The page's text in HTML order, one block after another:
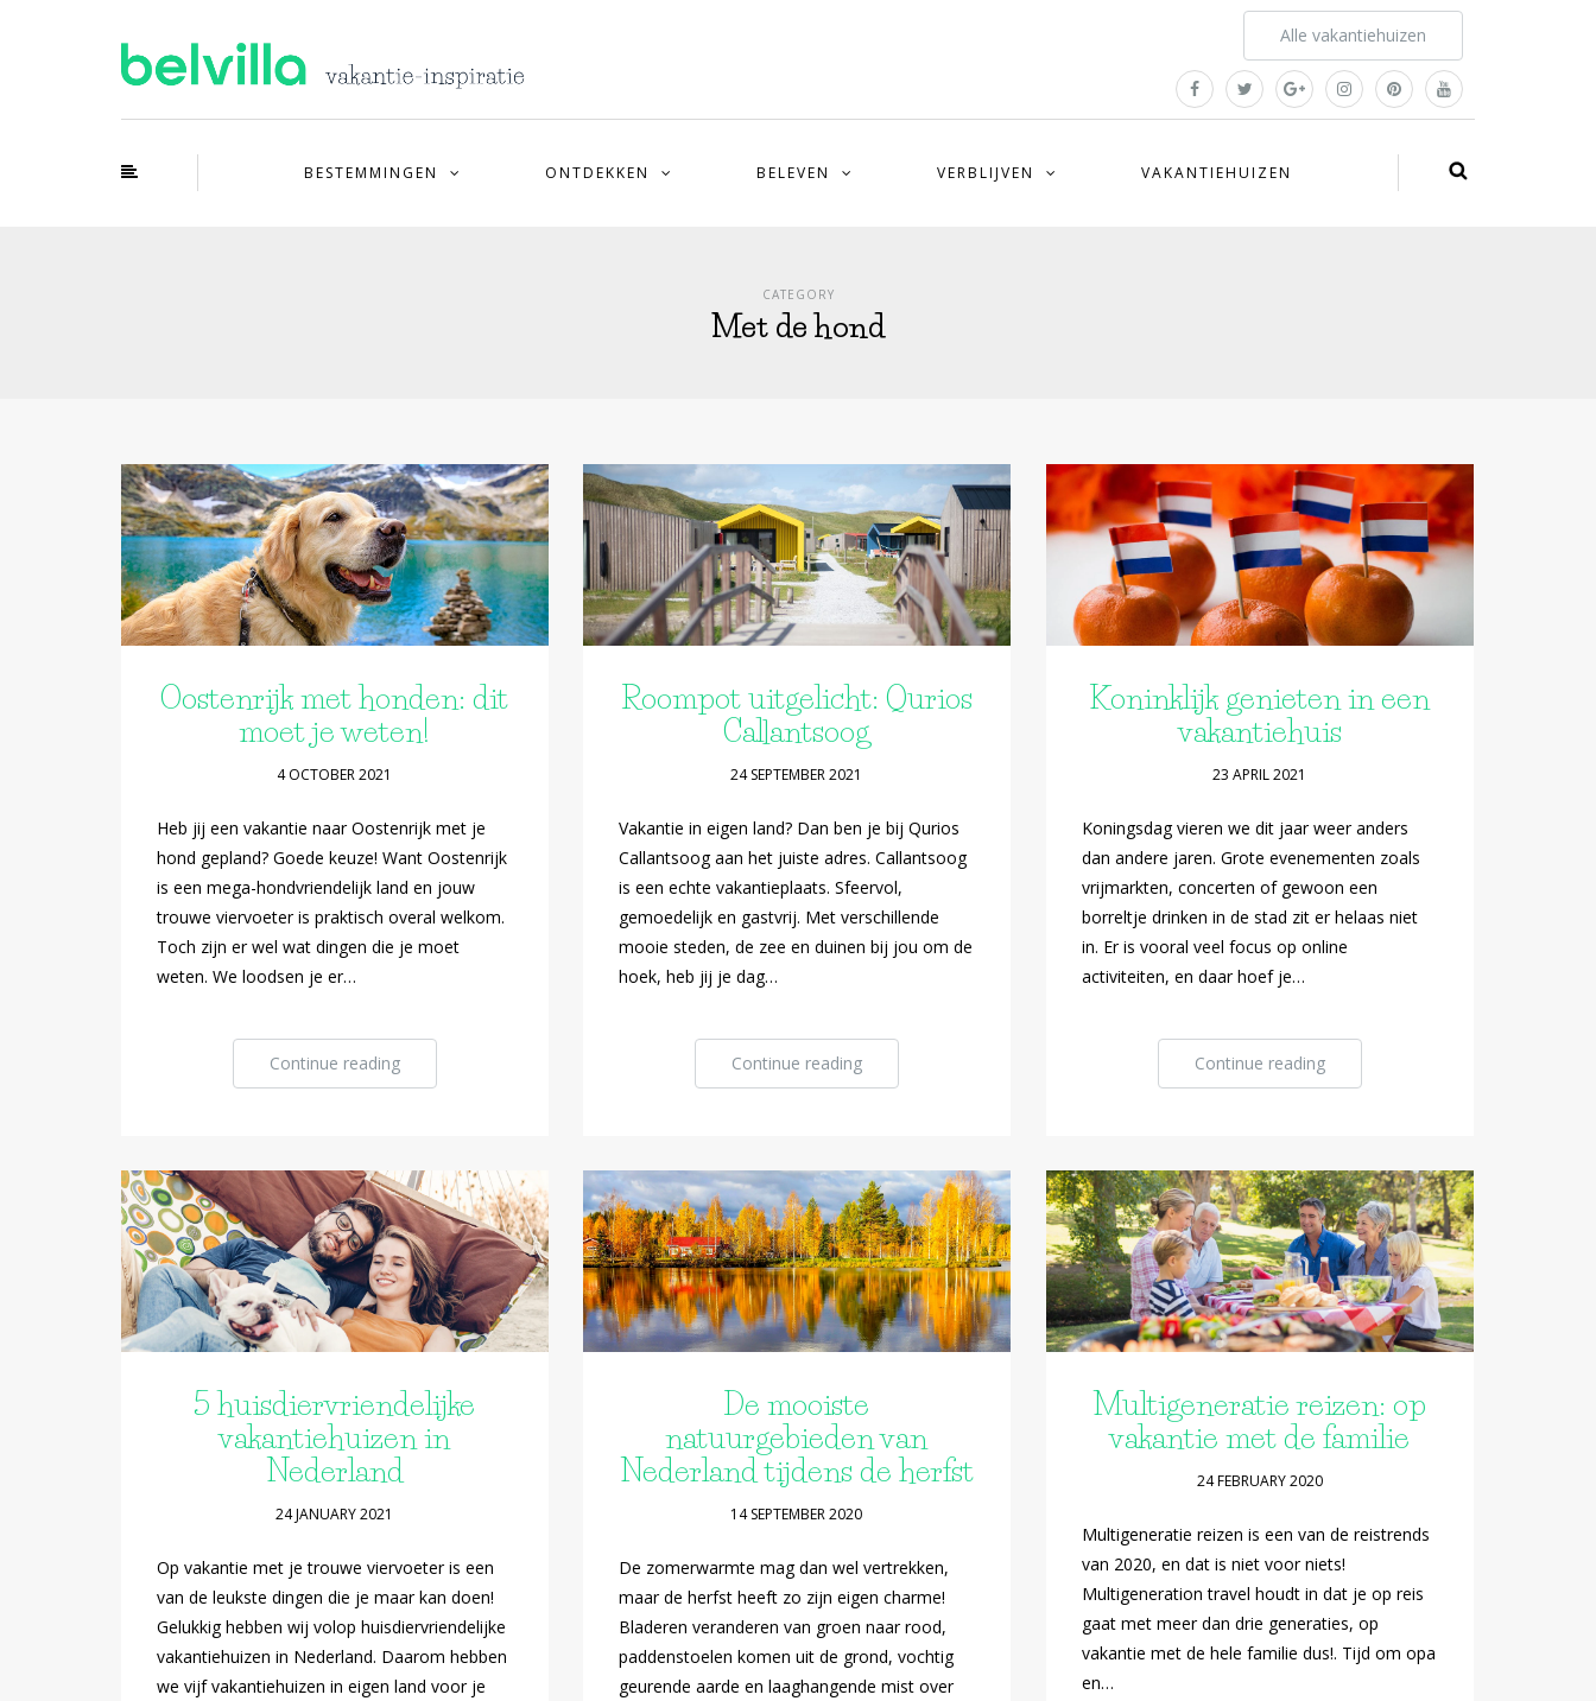
Alle vakantiehuizen
BESTEMMINGEN ONTDEKKEN BELEVEN VERBLIJVEN VAKANTIEHUIZEN
CATEGORY
Met de hond
Oostenrijk met honden: dit
moet je weten!
4 OCTOBER 2021
Heb jij een vakantie naar Oostenrijk met je
hond gepland? Goede keuze! Want Oostenrijk
is een mega-hondvriendelijk land en jouw
trouwe viervoeter is praktisch overal welkom.
Toch zijn er wel wat dingen die je moet
weten. We loodsen je er…
Continue reading
Roompot uitgelicht: Qurios
Callantsoog
24 SEPTEMBER 2021
Vakantie in eigen land? Dan ben je bij Qurios
Callantsoog aan het juiste adres. Callantsoog
is een echte vakantieplaats. Sfeervol,
gemoedelijk en gastvrij. Met verschillende
mooie steden, de zee en duinen bij jou om de
hoek, heb jij je dag…
Continue reading
Koninklijk genieten in een
vakantiehuis
23 APRIL 2021
Koningsdag vieren we dit jaar weer anders
dan andere jaren. Grote evenementen zoals
vrijmarkten, concerten of gewoon een
borreltje drinken in de stad zit er helaas niet
in. Er is vooral veel focus op online
activiteiten, en daar hoef je…
Continue reading
5 huisdiervriendelijke
vakantiehuizen in
Nederland
24 JANUARY 2021
Op vakantie met je trouwe viervoeter is een
van de leukste dingen die je maar kan doen!
Gelukkig hebben wij volop huisdiervriendelijke
vakantiehuizen in Nederland. Daarom hebben
we vijf vakantiehuizen in eigen land voor je
De mooiste
natuurgebieden van
Nederland tijdens de herfst
14 SEPTEMBER 2020
De zomerwarmte mag dan wel vertrekken,
maar de herfst heeft zo zijn eigen charme!
Bladeren veranderen van groen naar rood,
paddenstoelen komen uit de grond, vochtig
geurende aarde en laaghangende mist over
Multigeneratie reizen: op
vakantie met de familie
24 FEBRUARY 2020
Multigeneratie reizen is een van de reistrends
van 2020, en dat is niet voor niets!
Multigeneration travel houdt in dat je op reis
gaat met meer dan drie generaties, op
vakantie met de hele familie dus!. Tijd om opa
en…